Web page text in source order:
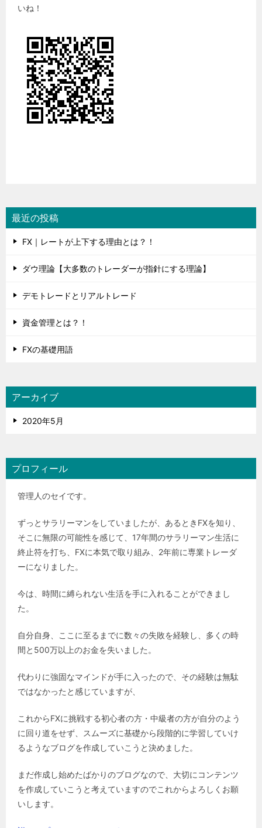
いね！
最近の投稿
FX｜レートが上下する理由とは？！
ダウ理論【大多数のトレーダーが指針にする理論】
デモトレードとリアルトレード
資金管理とは？！
FXの基礎用語
アーカイブ
2020年5月
プロフィール
管理人のセイです。
ずっとサラリーマンをしていましたが、あるときFXを知り、
そこに無限の可能性を感じて、17年間のサラリーマン生活に
終止符を打ち、FXに本気で取り組み、2年前に専業トレーダ
ーになりました。
今は、時間に縛られない生活を手に入れることができまし
た。
自分自身、ここに至るまでに数々の失敗を経験し、多くの時
間と500万以上のお金を失いました。
代わりに強固なマインドが手に入ったので、その経験は無駄
ではなかったと感じていますが、
これからFXに挑戦する初心者の方・中級者の方が自分のよう
に回り道をせず、スムーズに基礎から段階的に学習していけ
るようなブログを作成していこうと決めました。
まだ作成し始めたばかりのブログなので、大切にコンテンツ
を作成していこうと考えていますのでこれからよろしくお願
いします。